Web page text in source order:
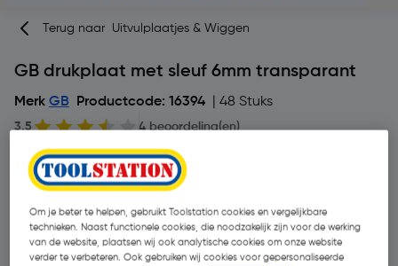
Terug naar Uitvulplaatjes & Wiggen
GB drukplaat met sleuf 6mm transparant
Merk GB Productcode: 16394 | 48 Stuks
3.5 4 beoordeling(en)
Om je beter te helpen, gebruikt Toolstation cookies en vergelijkbare
technieken. Naast functionele cookies, die noodzakelijk zijn voor de werking
van de website, plaatsen wij ook analytische cookies om onze website
verder te verbeteren. Ook gebruiken wij cookies voor gepersonaliseerde